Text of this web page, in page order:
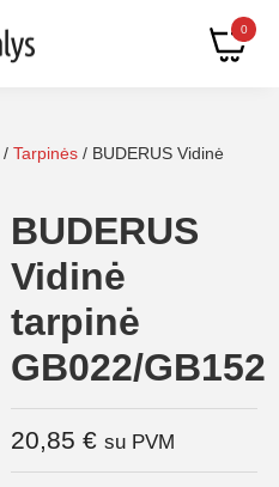
0
/ Tarpinės / BUDERUS Vidinė
BUDERUS
Vidinė
tarpinė
GB022/GB152
20,85 € su PVM